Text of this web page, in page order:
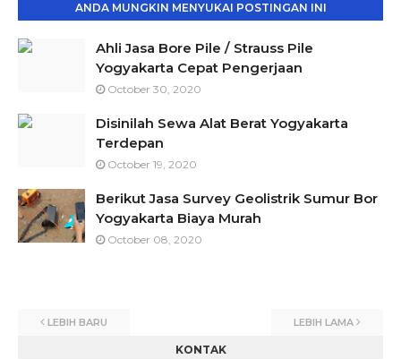
ANDA MUNGKIN MENYUKAI POSTINGAN INI
Ahli Jasa Bore Pile / Strauss Pile
Yogyakarta Cepat Pengerjaan
October 30, 2020
Disinilah Sewa Alat Berat Yogyakarta
Terdepan
October 19, 2020
Berikut Jasa Survey Geolistrik Sumur Bor
Yogyakarta Biaya Murah
October 08, 2020
LEBIH BARU LEBIH LAMA
KONTAK